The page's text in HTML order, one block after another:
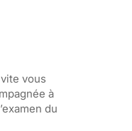
vous
à
du